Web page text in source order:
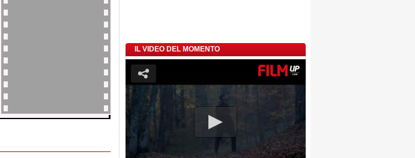
IL VIDEO DEL MOMENTO